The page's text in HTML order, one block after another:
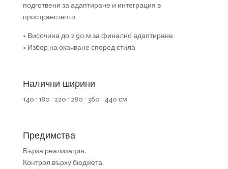
подготвени за адаптиране и интеграция в
пространството.
• Височина до 2.90 м за финално адаптиране
• Избор на окачване според стила
Налични ширини
140 · 180 · 220 · 280 · 360 · 440 см
Предимства
Бърза реализация.
Контрол върху бюджета.